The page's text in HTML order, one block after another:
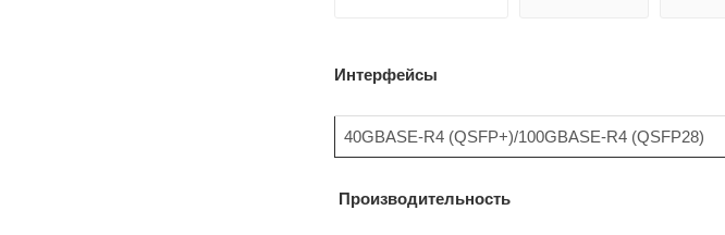
Интерфейсы
40GBASE-R4 (QSFP+)/100GBASE-R4 (QSFP28)
Производительность